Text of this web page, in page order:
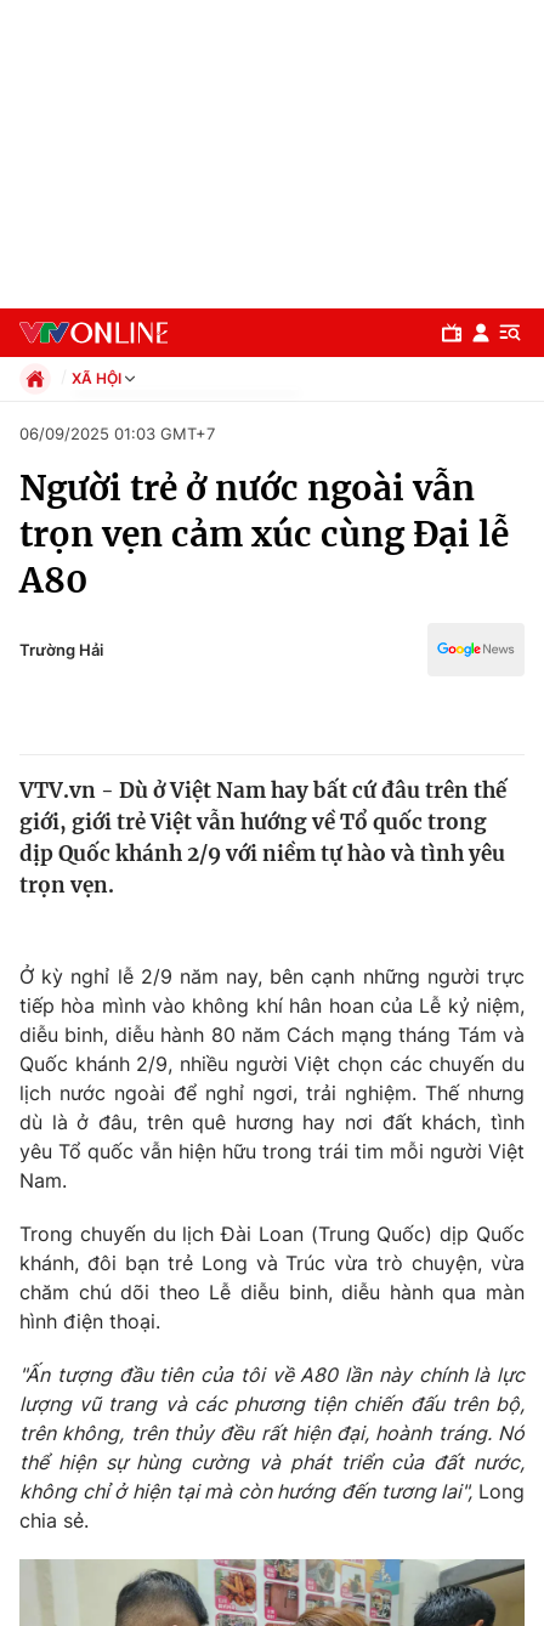
Chuyên mục
Chính trị
Thế giới
Tin tức
Câu chuyện quốc tế
Kinh tế
Thị trường
Góc doanh nghiệp
Dữ liệu và đời sống
Truyền hình
Phim VTV
Hậu trường
Nhân vật
Khán giả
Giải sao mai
Giải trí
Điện ảnh
Sao
Đời sống
Du lịch
Làm đẹp
Chất lượng cuộc sống
Giáo dục
Tuyển sinh
Công nghệ
Hitech Công nghệ tương lai
Sản phẩm
Thị trường
Tư vấn
Giao lưu trực tuyến
Lịch phát sóng
Chuyên mục khác
Emagazine Podcast
XÃ HỘI
Xã hội
Pháp luật
Thể thao
Truyền hình
06/09/2025 01:03 GMT+7
Người trẻ ở nước ngoài vẫn
trọn vẹn cảm xúc cùng Đại lễ
A80
Trường Hải
VTV.vn - Dù ở Việt Nam hay bất cứ đâu trên thế
giới, giới trẻ Việt vẫn hướng về Tổ quốc trong
dịp Quốc khánh 2/9 với niềm tự hào và tình yêu
trọn vẹn.
Ở kỳ nghỉ lễ 2/9 năm nay, bên cạnh những người trực
tiếp hòa mình vào không khí hân hoan của Lễ kỷ niệm,
diễu binh, diễu hành 80 năm Cách mạng tháng Tám và
Quốc khánh 2/9, nhiều người Việt chọn các chuyến du
lịch nước ngoài để nghỉ ngơi, trải nghiệm. Thế nhưng
dù là ở đâu, trên quê hương hay nơi đất khách, tình
yêu Tổ quốc vẫn hiện hữu trong trái tim mỗi người Việt
Nam.
Trong chuyến du lịch Đài Loan (Trung Quốc) dịp Quốc
khánh, đôi bạn trẻ Long và Trúc vừa trò chuyện, vừa
chăm chú dõi theo Lễ diễu binh, diễu hành qua màn
hình điện thoại.
"Ấn tượng đầu tiên của tôi về A80 lần này chính là lực
lượng vũ trang và các phương tiện chiến đấu trên bộ,
trên không, trên thủy đều rất hiện đại, hoành tráng. Nó
thể hiện sự hùng cường và phát triển của đất nước,
không chỉ ở hiện tại mà còn hướng đến tương lai", Long
chia sẻ.